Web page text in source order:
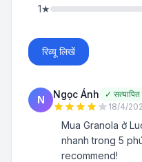
1★
रिव्यू लिखें
N Ngọc Ánh ✓
18/4/
Mua Granola ở
nhanh trong 5
recommend!